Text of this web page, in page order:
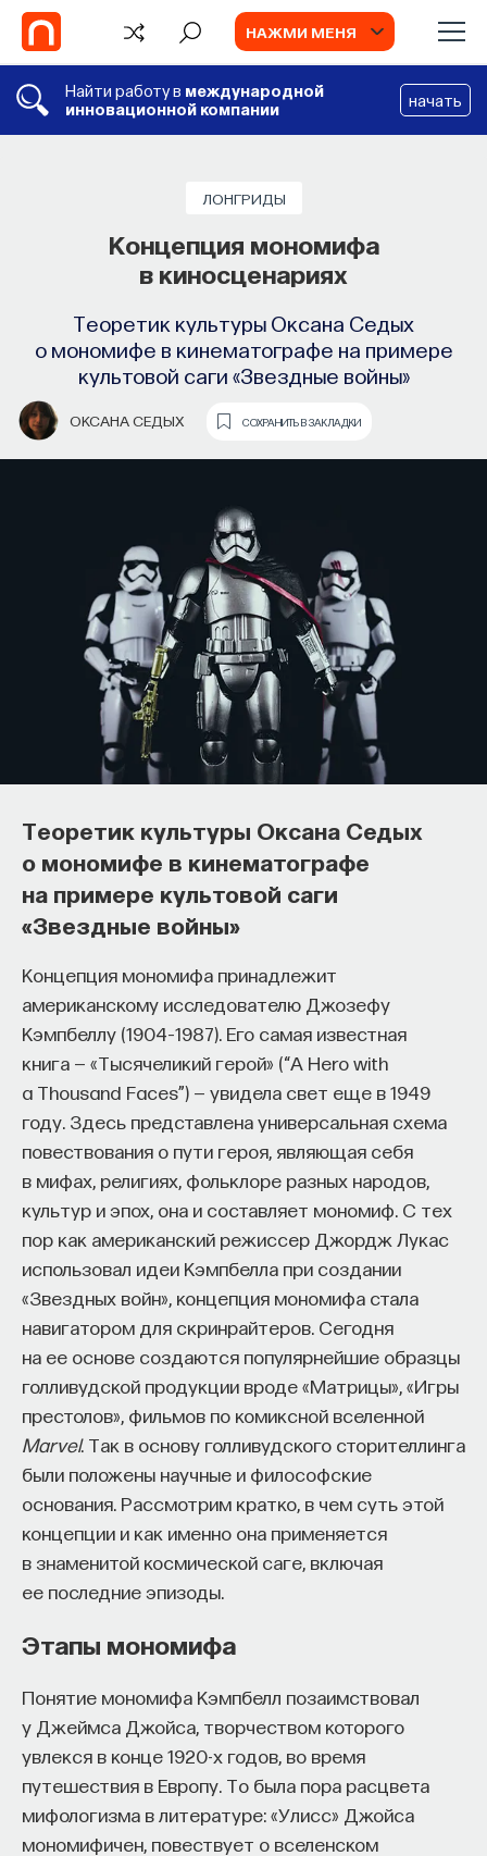
НАЖМИ МЕНЯ
Найти работу в международной
инновационной компании
начать
ЛОНГРИДЫ
Концепция мономифа
в киносценариях
Теоретик культуры Оксана Седых
о мономифе в кинематографе на примере
культовой саги «Звездные войны»
ОКСАНА СЕДЫХ СОХРАНИТЬ В ЗАКЛАДКИ
Теоретик культуры Оксана Седых
о мономифе в кинематографе
на примере культовой саги
«Звездные войны»
Концепция мономифа принадлежит
американскому исследователю Джозефу
Кэмпбеллу (1904–1987). Его самая известная
книга — «Тысячеликий герой» (“А Hero with
a Thousand Faces”) — увидела свет еще в 1949
году. Здесь представлена универсальная схема
повествования о пути героя, являющая себя
в мифах, религиях, фольклоре разных народов,
культур и эпох, она и составляет мономиф. С тех
пор как американский режиссер Джордж Лукас
использовал идеи Кэмпбелла при создании
«Звездных войн», концепция мономифа стала
навигатором для скринрайтеров. Сегодня
на ее основе создаются популярнейшие образцы
голливудской продукции вроде «Матрицы», «Игры
престолов», фильмов по комиксной вселенной
Marvel. Так в основу голливудского сторителлинга
были положены научные и философские
основания. Рассмотрим кратко, в чем суть этой
концепции и как именно она применяется
в знаменитой космической саге, включая
ее последние эпизоды.
Этапы мономифа
Понятие мономифа Кэмпбелл позаимствовал
у Джеймса Джойса, творчеством которого
увлекся в конце 1920-х годов, во время
путешествия в Европу. То была пора расцвета
мифологизма в литературе: «Улисс» Джойса
мономифичен, повествует о вселенском